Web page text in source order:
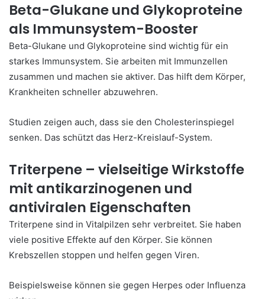
Beta-Glukane und Glykoproteine
als Immunsystem-Booster
Beta-Glukane und Glykoproteine sind wichtig für ein
starkes Immunsystem. Sie arbeiten mit Immunzellen
zusammen und machen sie aktiver. Das hilft dem Körper,
Krankheiten schneller abzuwehren.
Studien zeigen auch, dass sie den Cholesterinspiegel
senken. Das schützt das Herz-Kreislauf-System.
Triterpene – vielseitige Wirkstoffe
mit antikarzinogenen und
antiviralen Eigenschaften
Triterpene sind in Vitalpilzen sehr verbreitet. Sie haben
viele positive Effekte auf den Körper. Sie können
Krebszellen stoppen und helfen gegen Viren.
Beispielsweise können sie gegen Herpes oder Influenza